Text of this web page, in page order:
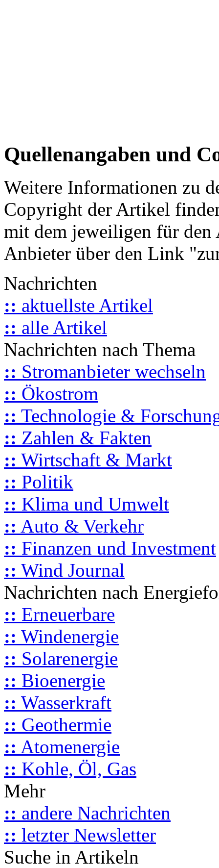
Quellenangaben und
Weitere Informationen zu
Copyright der Artikel
mit dem jeweiligen für
Anbieter über den Link
Nachrichten
:: aktuellste Artikel
:: alle Artikel
Nachrichten nach Thema
:: Stromanbieter wechseln
:: Ökostrom
:: Technologie &
:: Zahlen & Fakten
:: Wirtschaft & Markt
:: Politik
:: Klima und Umwelt
:: Auto & Verkehr
:: Finanzen und Investment
:: Wind Journal
Nachrichten nach
:: Erneuerbare
:: Windenergie
:: Solarenergie
:: Bioenergie
:: Wasserkraft
:: Geothermie
:: Atomenergie
:: Kohle, Öl, Gas
Mehr
:: andere Nachrichten
:: letzter Newsletter
Suche in Artikeln